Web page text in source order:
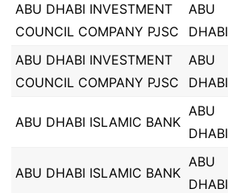
ABU DHABI INVESTMENT
COUNCIL COMPANY PJSC
ABU
DHABI
ABU DHABI INVESTMENT
COUNCIL COMPANY PJSC
ABU
DHABI
ABU DHABI ISLAMIC BANK
ABU
DHABI
ABU DHABI ISLAMIC BANK
ABU
DHABI